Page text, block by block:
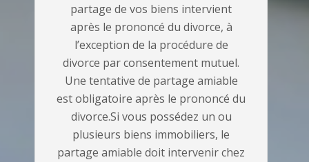
partage de vos biens intervient
après le prononcé du divorce, à
l’exception de la procédure de
divorce par consentement mutuel.
Une tentative de partage amiable
est obligatoire après le prononcé du
divorce.Si vous possédez un ou
plusieurs biens immobiliers, le
partage amiable doit intervenir chez